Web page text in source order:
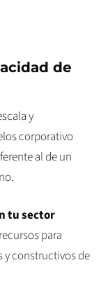
de
y
corporativo
al de un
tu sector
para
y constructivos de